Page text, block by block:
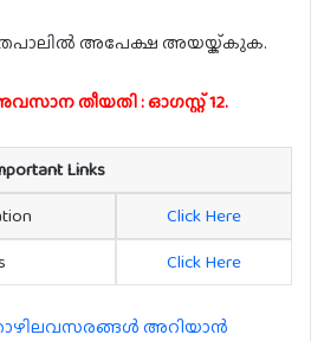
തപാലിൽ അപേക്ഷ അയയ്ക്കുക.
തീയതി : ഓഗസ്റ്റ് 12.
Links
Click Here
Click Here
അറിയാൻ